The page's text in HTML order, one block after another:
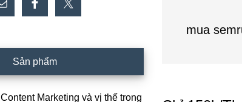
mua
Sản phẩm
Content Marketing và vị thế trong